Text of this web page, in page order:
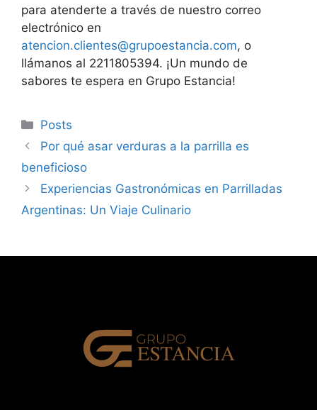
para atenderte a través de nuestro correo
electrónico en
atencion.clientes@grupoestancia.com, o
llámanos al 2211805394. ¡Un mundo de
sabores te espera en Grupo Estancia!
Categorías
Posts
Por qué asar verduras a la parrilla es
beneficioso
Experiencias Gastronómicas en Parrilladas
Argentinas: Un Viaje Culinario